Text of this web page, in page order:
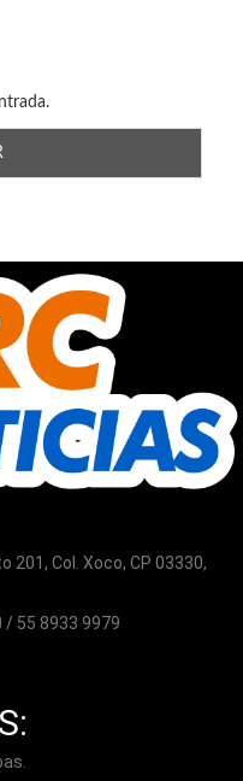
201, Col. Xoco, CP 03330,
/ 55 8933 9979